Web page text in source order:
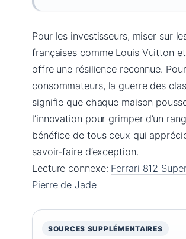
Pour les investisseurs, miser sur
françaises comme Louis Vuitton
offre une résilience reconnue.
consommateurs, la guerre des
signifie que chaque maison
l’innovation pour grimper d’un
bénéfice de tous ceux qui
savoir-faire d’exception.
Lecture connexe: Ferrari 812
Pierre de Jade
SOURCES SUPPLÉMENTAIRES